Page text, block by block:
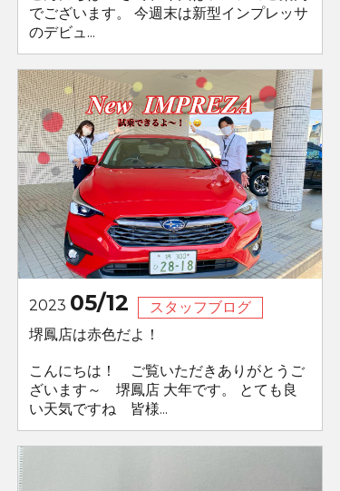
でございます。 今週末は新型インプレッサ
のデビュ...
2023 05/12
スタッフブログ
堺鳳店は赤色だよ！
こんにちは！ ご覧いただきありがとうご
ざいます～ 堺鳳店 大年です。 とても良
い天気ですね 皆様...